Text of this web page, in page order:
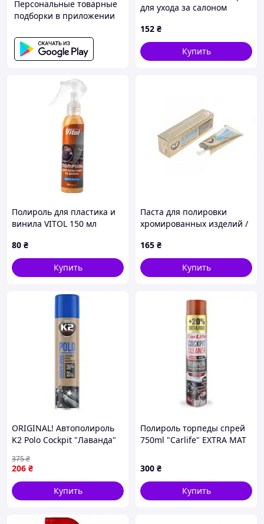
Персональные товарные
подборки в приложении
для ухода за салоном
TH8676307
152 ₴
Купить
Полироль для пластика и
винила VITOL 150 мл
80 ₴
Купить
Паста для полировки
хромированных изделий /
165 ₴
Купить
ORIGINAL! Автополироль
K2 Polo Cockpit "Лаванда"
Гарантия!
MegaTorg.com.ua
206 ₴
375₴
Купить
Полироль торпеды спрей
750ml "Carlife" EXTRA MAT
300 ₴
Купить